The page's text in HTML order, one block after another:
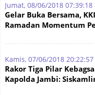
Jumat, 08/06/2018 07:39:18
Gelar Buka Bersama,
Ramadan Momentum
Kamis, 07/06/2018 20:22:57
Rakor Tiga Pilar
Kapolda Jambi: